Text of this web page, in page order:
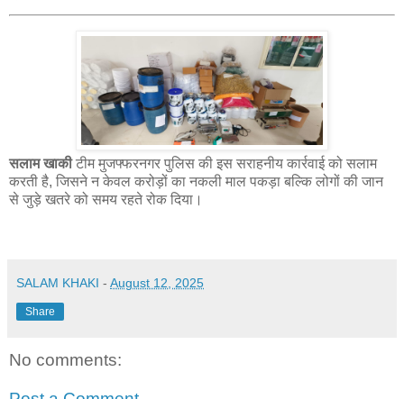
सलाम खाकीटीम मुजफ्फरनगर पुलिस की इस सराहनीय कार्रवाई को सलाम
करती है, जिसने न केवल करोड़ों का नकली माल पकड़ा बल्कि लोगों की जान
से जुड़े खतरे को समय रहते रोक दिया।
SALAM KHAKI - August 12, 2025
Share
No comments: